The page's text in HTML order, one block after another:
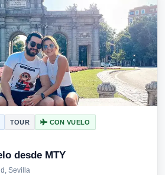
TOUR CON VUELO
desde MTY
Sevilla